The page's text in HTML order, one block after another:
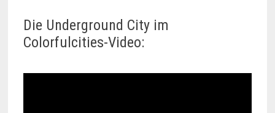
Die Underground City im
Colorfulcities-Video: